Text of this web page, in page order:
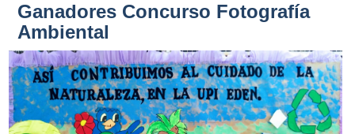
Ganadores Concurso Fotografía
Ambiental